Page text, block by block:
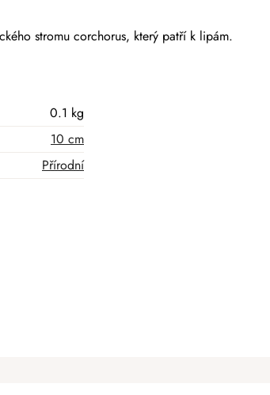
stromu corchorus, který patří k lipám.
0.1 kg
10 cm
Přírodní